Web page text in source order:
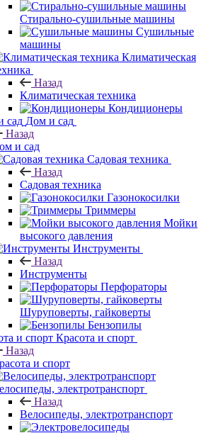
Стирально-сушильные машины
Сушильные
машины
Климатическая
Назад
Климатическая техника
Кондиционеры
Дом и сад
Назад
и сад
Садовая техника
Назад
Садовая техника
Газонокосилки
Триммеры
Мойки
высокого давления
Инструменты
Назад
Инструменты
Перфораторы
Шуруповерты, гайковерты
Бензопилы
Красота и спорт
Назад
и спорт
электротранспорт
Назад
Велосипеды, электротранспорт